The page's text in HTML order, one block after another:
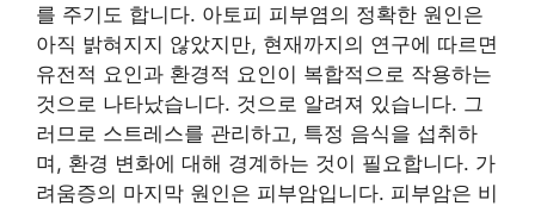
를 주기도 합니다. 아토피 피부염의 정확한 원인은
아직 밝혀지지 않았지만, 현재까지의 연구에 따르면
유전적 요인과 환경적 요인이 복합적으로 작용하는
것으로 나타났습니다. 것으로 알려져 있습니다. 그
러므로 스트레스를 관리하고, 특정 음식을 섭취하
며, 환경 변화에 대해 경계하는 것이 필요합니다. 가
려움증의 마지막 원인은 피부암입니다. 피부암은 비